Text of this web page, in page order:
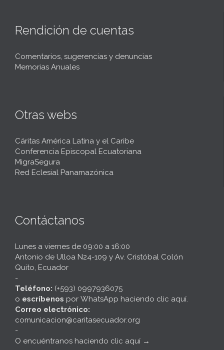
Rendición de cuentas
Comentarios, sugerencias y denuncias
Memorias Anuales
Otras webs
Cáritas América Latina y el Caribe
Conferencia Episcopal Ecuatoriana
MigraSegura
Red Eclesial Panamazónica
Contáctanos
Lunes a viernes de 09:00 a 16:00
Antonio de Ulloa N24-109 y Av. Cristóbal Colón
Quito, Ecuador
-
Teléfono: (+593) 0997936075
o escríbenos por WhatsApp haciendo clic aquí.
Correo electrónico:
comunicacion@caritasecuador.org
-
O encuéntranos haciendo clic aquí →